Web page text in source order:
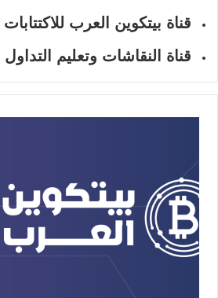
قناة بيتكوين العرب للاكتتابات
قناة النقاشات وتعليم التداول